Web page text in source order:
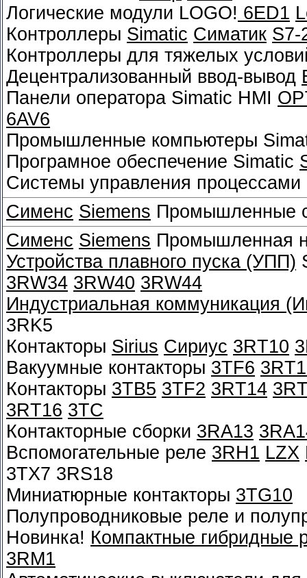
Логические модули LOGO! 6ED1
Контроллеры Simatic Симатик S7-
Контроллеры для тяжелых
Децентрализованный ввод-вывод
Панели оператора Simatic HMI
6AV6
Промышленные компьютеры
Програмное обеспечение Simatic
Системы управления
Сименс Siemens Промышленные
Сименс Siemens Промышленная
Устройства плавного пуска (УПП)
3RW34 3RW40 3RW44
Индустриальная коммуникация
3RK5
Контакторы Sirius Сириус 3RT10
Вакуумные контакторы 3TF6
Контакторы 3TB5 3TF2 3RT14
3RT16 3TC
Контакторные сборки 3RA13
Вспомогательные реле 3RH1 LZX
3TX7 3RS18
Миниатюрные контакторы 3TG10
Полупроводниковые реле и
Новинка! Компактные гибридные
3RM1